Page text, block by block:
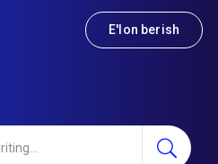
E'lon berish